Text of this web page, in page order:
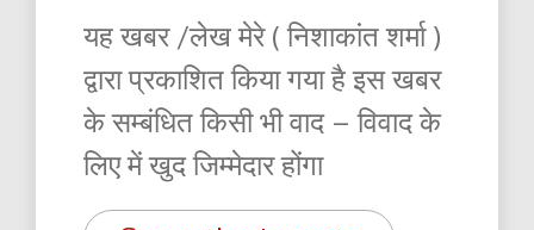
यह खबर /लेख मेरे ( निशाकांत शर्मा )
द्वारा प्रकाशित किया गया है इस खबर
के सम्बंधित किसी भी वाद – विवाद के
लिए में खुद जिम्मेदार होंगा